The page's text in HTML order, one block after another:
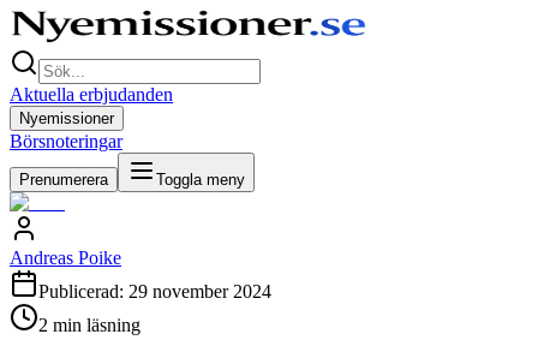
Aktuella erbjudanden
Nyemissioner
Börsnoteringar
Prenumerera Toggla meny
Andreas Poike
Publicerad: 29 november 2024
2 min läsning